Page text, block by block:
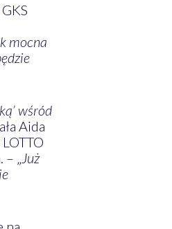
mocna
wśród
Aida
„Już